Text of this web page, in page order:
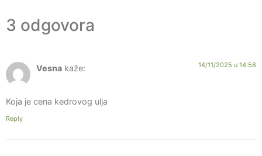
3 odgovora
Vesna kaže: 14/11/2025 u 14:58
Koja je cena kedrovog ulja
Reply